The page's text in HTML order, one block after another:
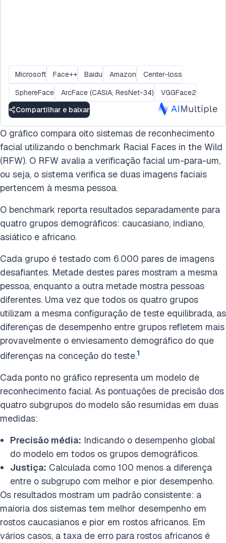
Microsoft Face++ Baidu Amazon
Center-loss
SphereFace
ArcFace (CASIA, ResNet-34)
VGGFace2
Compartilhar e baixar
O gráfico compara oito sistemas de reconhecimento
facial utilizando o benchmark Racial Faces in the Wild
(RFW). O RFW avalia a verificação facial um-para-um,
ou seja, o sistema verifica se duas imagens faciais
pertencem à mesma pessoa.
O benchmark reporta resultados separadamente para
quatro grupos demográficos: caucasiano, indiano,
asiático e africano.
Cada grupo é testado com 6.000 pares de imagens
desafiantes. Metade destes pares mostram a mesma
pessoa, enquanto a outra metade mostra pessoas
diferentes. Uma vez que todos os quatro grupos
utilizam a mesma configuração de teste equilibrada, as
diferenças de desempenho entre grupos refletem mais
provavelmente o enviesamento demográfico do que
diferenças na conceção do teste.1
Cada ponto no gráfico representa um modelo de
reconhecimento facial. As pontuações de precisão dos
quatro subgrupos do modelo são resumidas em duas
medidas:
Precisão média: Indicando o desempenho global
do modelo em todos os grupos demográficos.
Justiça: Calculada como 100 menos a diferença
entre o subgrupo com melhor e pior desempenho.
Os resultados mostram um padrão consistente: a
maioria dos sistemas tem melhor desempenho em
rostos caucasianos e pior em rostos africanos. Em
vários casos, a taxa de erro para rostos africanos é